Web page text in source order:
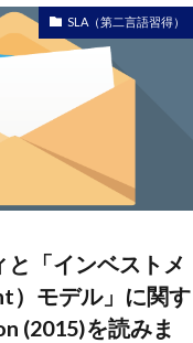
SLA（第二言語習得）
と「インベストメ
）モデル」に関す
(2015)を読みま